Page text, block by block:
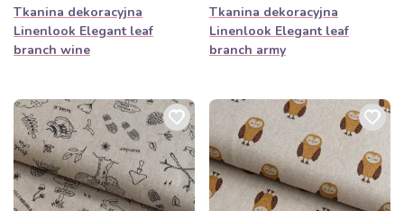
Tkanina dekoracyjna
Linenlook Elegant leaf
branch wine
Tkanina dekoracyjna
Linenlook Elegant leaf
branch army